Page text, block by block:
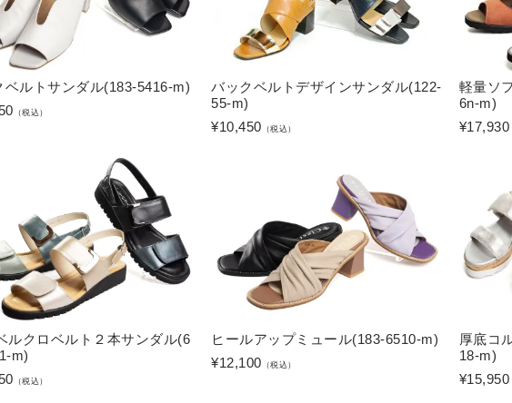
ベルトサンダル(183-5416-m)
（税込）
バックベルトデザインサンダル(122-
55-m)
¥10,450 （税込）
軽量ソ
6n-m)
¥17,930
ルクロベルト２本サンダル(6
m)
（税込）
ヒールアップミュール(183-6510-m)
¥12,100 （税込）
厚底コ
18-m)
¥15,950